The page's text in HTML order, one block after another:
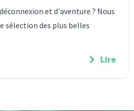
et d'aventure ? Nous
sélection des plus belles
Lire